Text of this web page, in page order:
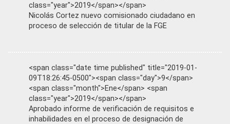
class="year">2019</span></span>
Nicolás Cortez nuevo comisionado ciudadano en
proceso de selección de titular de la FGE
<span class="date time published" title="2019-01-
09T18:26:45-0500"><span class="day">9</span>
<span class="month">Ene</span> <span
class="year">2019</span></span>
Aprobado informe de verificación de requisitos e
inhabilidades en el proceso de designación de